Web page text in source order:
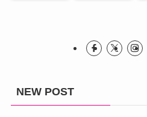
NEW POST